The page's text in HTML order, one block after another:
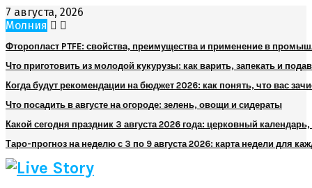
7 августа, 2026
Молния
Фторопласт PTFE: свойства, преимущества и применение в
Что приготовить из молодой кукурузы: как варить, запекать и
Когда будут рекомендации на бюджет 2026: как понять, что вас
Что посадить в августе на огороде: зелень, овощи и сидераты
Какой сегодня праздник 3 августа 2026 года: церковный
Таро-прогноз на неделю с 3 по 9 августа 2026: карта недели для